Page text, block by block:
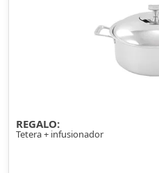
REGALO:
Tetera + infusionador